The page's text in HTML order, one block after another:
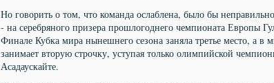
Но говорить о том, что команда ослаблена, было бы
- на серебряного призера прошлогоднего чемпионата Европы
Финале Кубка мира нынешнего сезона заняла третье место, а
занимает вторую строчку, уступая только олимпийской
Асадаускайте.